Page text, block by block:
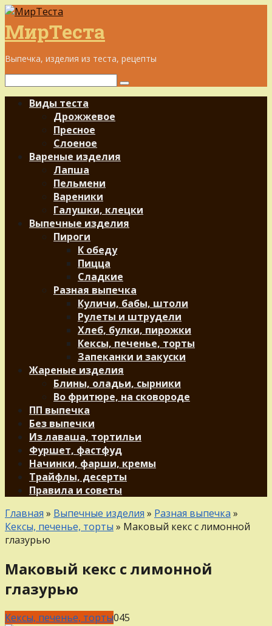
Перейти
к
контенту
МирТеста
Выпечка, изделия из теста, рецепты
Поиск:
Виды теста
Дрожжевое
Пресное
Слоеное
Вареные изделия
Лапша
Пельмени
Вареники
Галушки, клецки
Выпечные изделия
Пироги
К обеду
Пицца
Сладкие
Разная выпечка
Куличи, бабы, штоли
Рулеты и штрудели
Хлеб, булки, пирожки
Кексы, печенье, торты
Запеканки и закуски
Жареные изделия
Блины, оладьи, сырники
Во фритюре, на сковороде
ПП выпечка
Без выпечки
Из лаваша, тортильи
Фуршет, фастфуд
Начинки, фарши, кремы
Трайфлы, десерты
Правила и советы
Главная » Выпечные изделия » Разная выпечка »
Кексы, печенье, торты » Маковый кекс с лимонной
глазурью
Маковый кекс с лимонной
глазурью
Кексы, печенье, торты045